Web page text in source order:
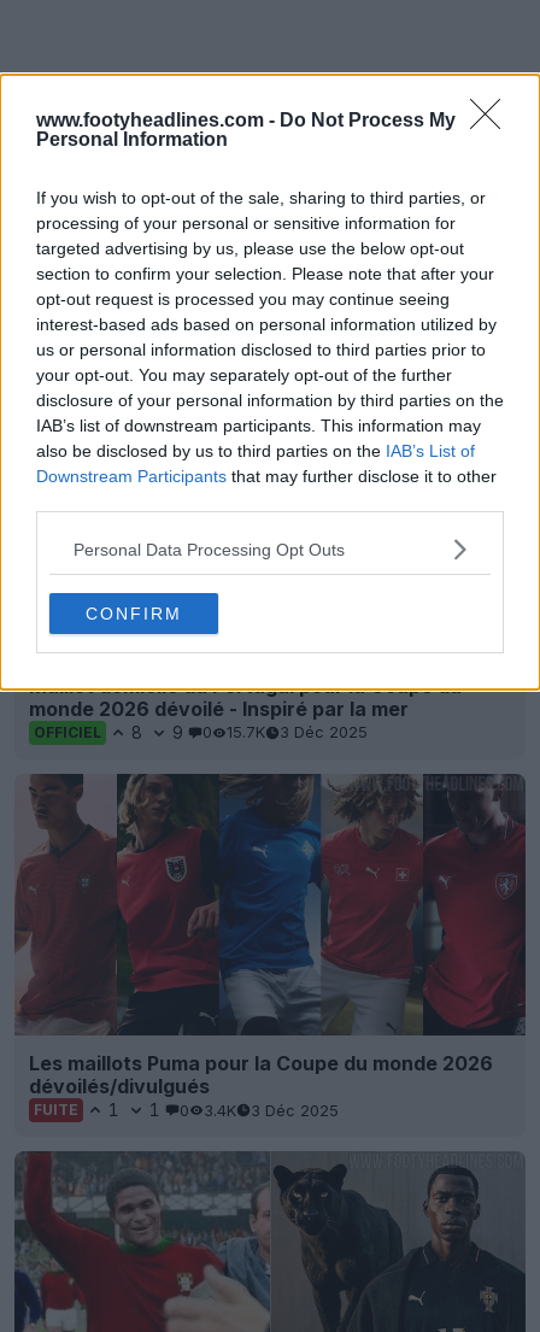
www.footyheadlines.com - Do Not Process My
Personal Information
If you wish to opt-out of the sale, sharing to third parties, or
processing of your personal or sensitive information for
targeted advertising by us, please use the below opt-out
section to confirm your selection. Please note that after your
opt-out request is processed you may continue seeing
interest-based ads based on personal information utilized by
us or personal information disclosed to third parties prior to
your opt-out. You may separately opt-out of the further
disclosure of your personal information by third parties on the
IAB’s list of downstream participants. This information may
also be disclosed by us to third parties on the IAB’s List of
Downstream Participants that may further disclose it to other
Personal Data Processing Opt Outs
CONFIRM
Maillot domicile du Portugal pour la Coupe du
monde 2026 dévoilé - Inspiré par la mer
OFFICIEL 8 9 0 15.7K 3 Déc 2025
Les maillots Puma pour la Coupe du monde 2026
dévoilés/divulgués
FUITE 1 1 0 3.4K 3 Déc 2025